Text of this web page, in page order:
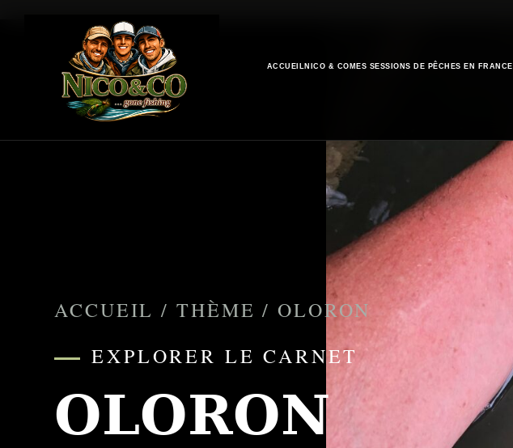
ACCUEIL NICO & CO MES SESSIONS DE PÊCHES EN FRANCE
ACCUEIL / THÈME /OLORON
EXPLORER LE CARNET
OLORON